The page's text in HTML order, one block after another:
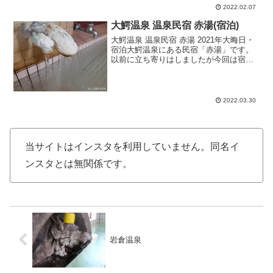
当時の記憶がほとんどなかったので確認
のためにも来てみました。...
2022.02.07
大鰐温泉 温泉民宿 赤湯(宿泊)
大鰐温泉 温泉民宿 赤湯 2021年大晦日・
宿泊大鰐温泉にある民宿「赤湯」です。
以前に立ち寄りはしましたが今回は宿泊
2022.03.30
当サイトはインスタを利用していません。同名イ
ンスタとは無関係です。
岩倉温泉